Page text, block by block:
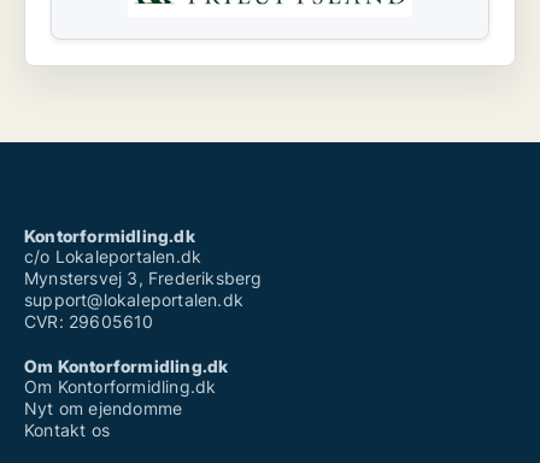
Kontorformidling.dk
c/o Lokaleportalen.dk
Mynstersvej 3, Frederiksberg
support@lokaleportalen.dk
CVR: 29605610
Om Kontorformidling.dk
Om Kontorformidling.dk
Nyt om ejendomme
Kontakt os